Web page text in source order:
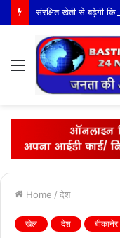
Menu
Home / देश
खेल देश बीकानेर